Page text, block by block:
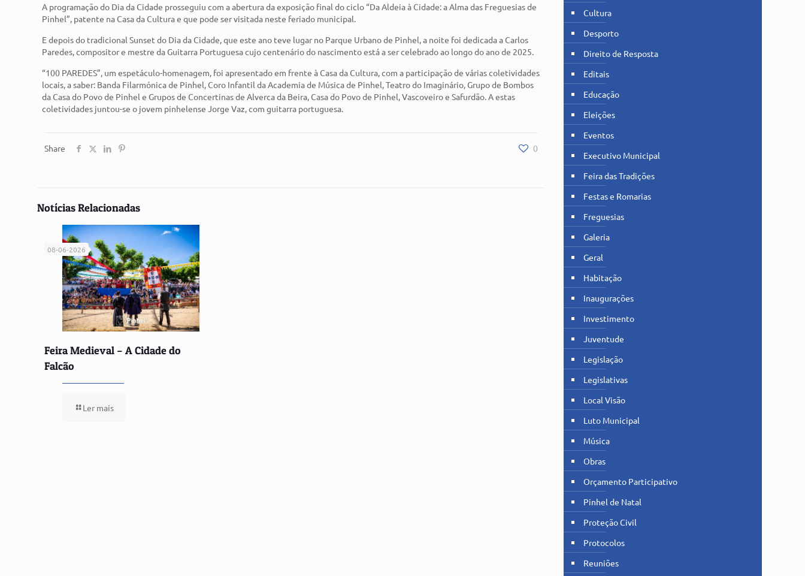
A programação do Dia da Cidade prosseguiu com a abertura da exposição final do ciclo “Da Aldeia à Cidade: a Alma das Freguesias de
Pinhel”, patente na Casa da Cultura e que pode ser visitada neste feriado municipal.
E depois do tradicional Sunset do Dia da Cidade, que este ano teve lugar no Parque Urbano de Pinhel, a noite foi dedicada a Carlos
Paredes, compositor e mestre da Guitarra Portuguesa cujo centenário do nascimento está a ser celebrado ao longo do ano de 2025.
“100 PAREDES”, um espetáculo-homenagem, foi apresentado em frente à Casa da Cultura, com a participação de várias coletividades
locais, a saber: Banda Filarmónica de Pinhel, Coro Infantil da Academia de Música de Pinhel, Teatro do Imaginário, Grupo de Bombos
da Casa do Povo de Pinhel e Grupos de Concertinas de Alverca da Beira, Casa do Povo de Pinhel, Vascoveiro e Safurdão. A estas
coletividades juntou-se o jovem pinhelense Jorge Vaz, com guitarra portuguesa.
Share 0
Notícias Relacionadas
08-06-2026
Feira Medieval – A Cidade do
Falcão
Ler mais
Cultura
Desporto
Direito de Resposta
Editais
Educação
Eleições
Eventos
Executivo Municipal
Feira das Tradições
Festas e Romarias
Freguesias
Galeria
Geral
Habitação
Inaugurações
Investimento
Juventude
Legislação
Legislativas
Local Visão
Luto Municipal
Música
Obras
Orçamento Participativo
Pinhel de Natal
Proteção Civil
Protocolos
Reuniões